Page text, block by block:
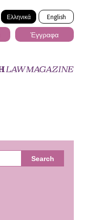
Ελληνικά English
Έγγραφα
Search